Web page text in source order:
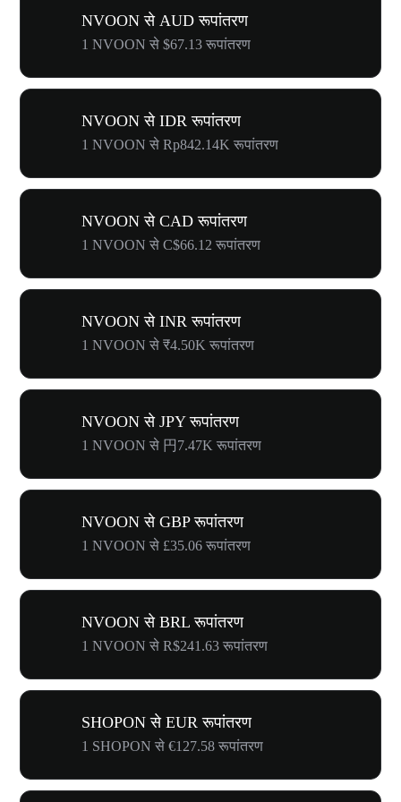
NVOON से AUD रूपांतरण
1 NVOON से $67.13 रूपांतरण
NVOON से IDR रूपांतरण
1 NVOON से Rp842.14K रूपांतरण
NVOON से CAD रूपांतरण
1 NVOON से C$66.12 रूपांतरण
NVOON से INR रूपांतरण
1 NVOON से ₹4.50K रूपांतरण
NVOON से JPY रूपांतरण
1 NVOON से 円7.47K रूपांतरण
NVOON से GBP रूपांतरण
1 NVOON से £35.06 रूपांतरण
NVOON से BRL रूपांतरण
1 NVOON से R$241.63 रूपांतरण
SHOPON से EUR रूपांतरण
1 SHOPON से €127.58 रूपांतरण